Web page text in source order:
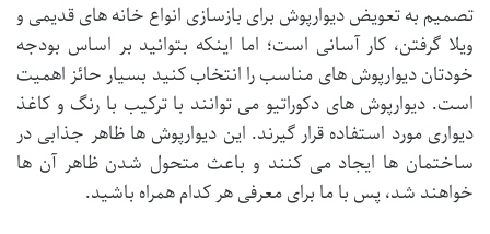
تصمیم به تعویض دیوارپوش برای بازسازی انواع خانه های قدیمی و
ویلا گرفتن، کار آسانی است؛ اما اینکه بتوانید بر اساس بودجه
خودتان دیوارپوش های مناسب را انتخاب کنید بسیار حائز اهمیت
است. دیوارپوش های دکوراتیو می توانند با ترکیب با رنگ و کاغذ
دیواری مورد استفاده قرار گیرند. این دیوارپوش ها ظاهر جذابی در
ساختمان ها ایجاد می کنند و باعث متحول شدن ظاهر آن ها
خواهند شد، پس با ما برای معرفی هر کدام همراه باشید.